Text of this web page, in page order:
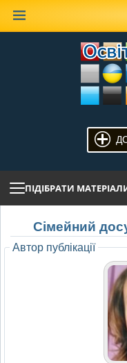
ПІДІБРАТИ
Сімейний
Автор публікації